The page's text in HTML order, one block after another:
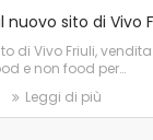
nuovo sito di Vivo
di Vivo Friuli,
e non food per…
Leggi di più